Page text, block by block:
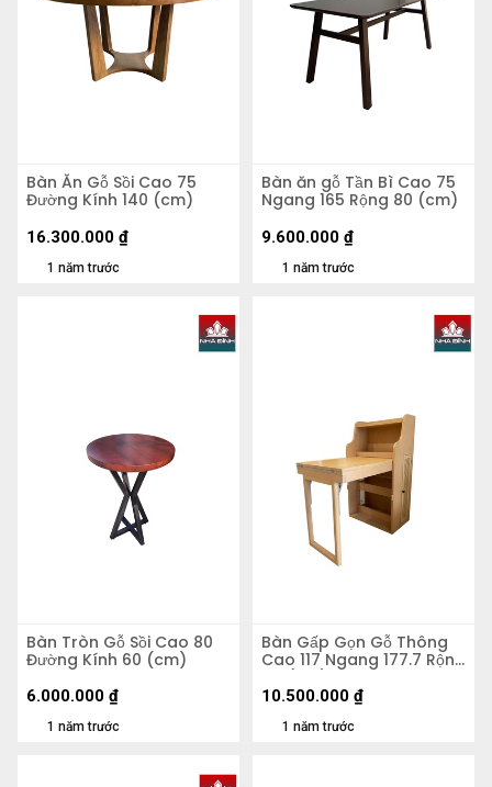
Bàn Ăn Gỗ Sồi Cao 75
Đường Kính 140 (cm)
1 năm trước
16.300.000 ₫
Bàn ăn gỗ Tần Bì Cao 75
Ngang 165 Rộng 80 (cm)
1 năm trước
9.600.000 ₫
Bàn Tròn Gỗ Sồi Cao 80
Đường Kính 60 (cm)
1 năm trước
6.000.000 ₫
Bàn Gấp Gọn Gỗ Thông
Cao 117 Ngang 177.7 Rộng
64 (cm)
1 năm trước
10.500.000 ₫